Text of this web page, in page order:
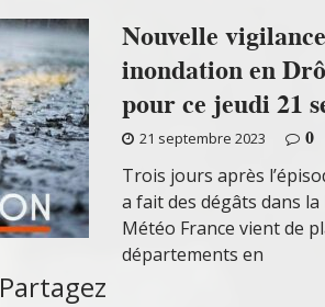
Nouvelle
inondation en
pour ce jeudi 21
21 septembre 2023
0
Trois jours après
a fait des dégâts dans
Météo France vient de
départements en
Partagez